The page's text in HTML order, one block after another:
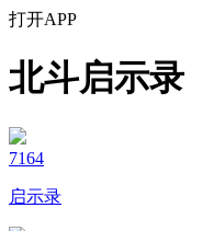
打开APP
北斗启示录
7164
启示录